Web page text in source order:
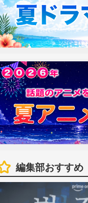
編集部おすすめ